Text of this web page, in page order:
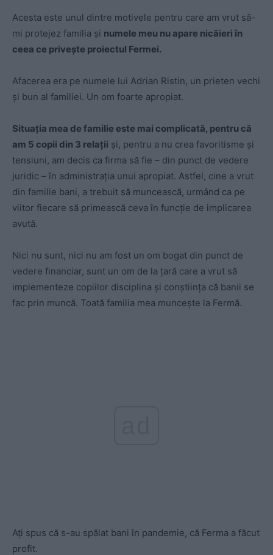
Acesta este unul dintre motivele pentru care am vrut să-
mi protejez familia și numele meu nu apare nicăieri în
ceea ce privește proiectul Fermei.
Afacerea era pe numele lui Adrian Ristin, un prieten vechi
și bun al familiei. Un om foarte apropiat.
Situația mea de familie este mai complicată, pentru că
am 5 copii din 3 relații și, pentru a nu crea favoritisme și
tensiuni, am decis ca firma să fie – din punct de vedere
juridic – în administrația unui apropiat. Astfel, cine a vrut
din familie bani, a trebuit să muncească, urmând ca pe
viitor fiecare să primească ceva în funcție de implicarea
avută.
Nici nu sunt, nici nu am fost un om bogat din punct de
vedere financiar, sunt un om de la țară care a vrut să
implementeze copiilor disciplina și conștiința că banii se
fac prin muncă. Toată familia mea muncește la Fermă.
Ați spus că s-au spălat bani în pandemie, că Ferma a făcut
profit.